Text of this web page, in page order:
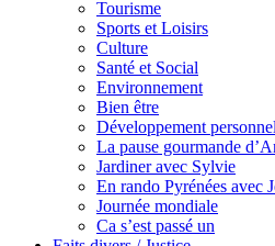
Tourisme
Sports et Loisirs
Culture
Santé et Social
Environnement
Bien être
Développement
La pause gourmande
Jardiner avec Sylvie
En rando Pyrénées avec
Journée mondiale
Ca s’est passé un